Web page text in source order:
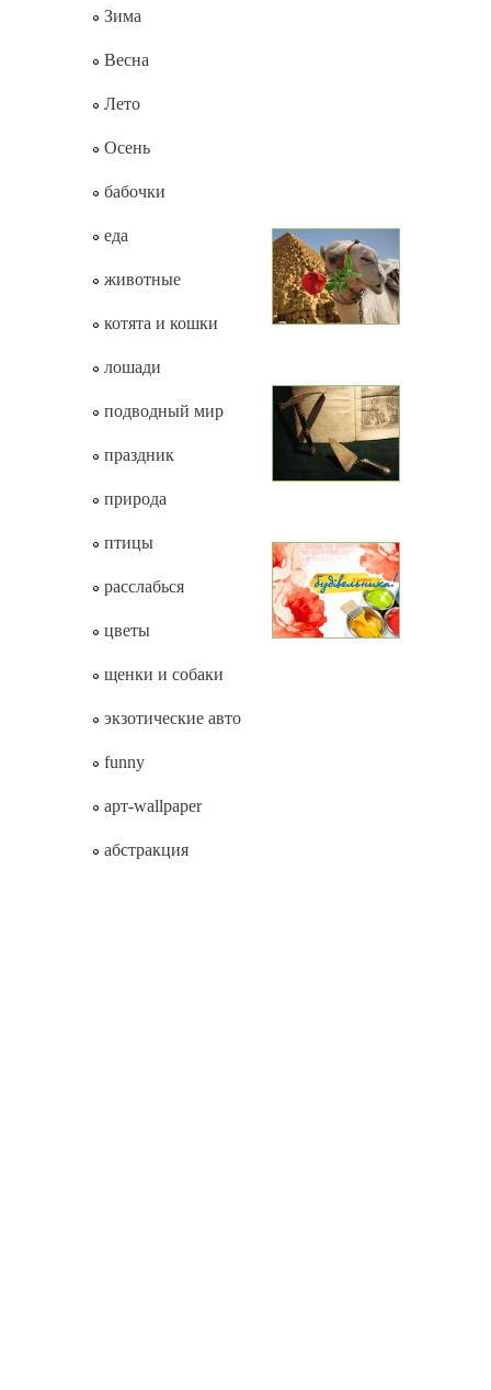
Зима
Весна
Лето
Осень
бабочки
еда
животные
котята и кошки
лошади
подводный мир
праздник
природа
птицы
расслабься
цветы
щенки и собаки
экзотические авто
funny
арт-wallpaper
абстракция